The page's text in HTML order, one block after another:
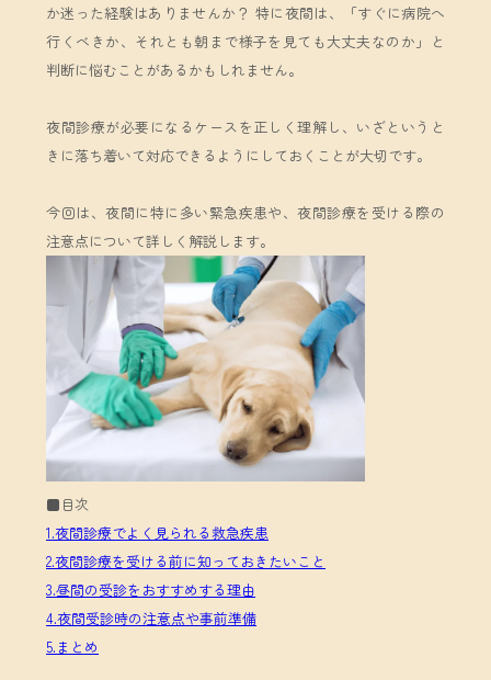
か迷った経験はありませんか？ 特に夜間は、「すぐに病院へ
行くべきか、それとも朝まで様子を見ても大丈夫なのか」と
判断に悩むことがあるかもしれません。
夜間診療が必要になるケースを正しく理解し、いざというと
きに落ち着いて対応できるようにしておくことが大切です。
今回は、夜間に特に多い緊急疾患や、夜間診療を受ける際の
注意点について詳しく解説します。
■目次
1.夜間診療でよく見られる救急疾患
2.夜間診療を受ける前に知っておきたいこと
3.昼間の受診をおすすめする理由
4.夜間受診時の注意点や事前準備
5.まとめ